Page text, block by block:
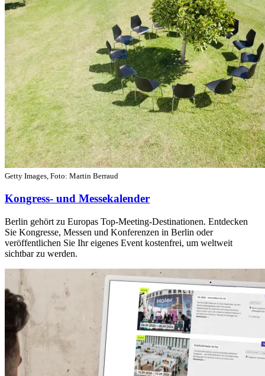
Getty Images, Foto: Martin Berraud
Kongress- und Messekalender
Berlin gehört zu Europas Top-Meeting-Destinationen. Entdecken
Sie Kongresse, Messen und Konferenzen in Berlin oder
veröffentlichen Sie Ihr eigenes Event kostenfrei, um weltweit
sichtbar zu werden.